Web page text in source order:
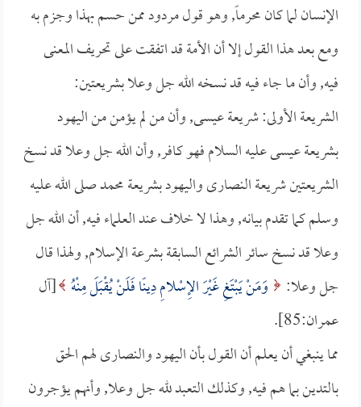
الإنسان لما كان محرماً, وهو قول مردود ممن حسم بهذا وجزم به
ومع بعد هذا القول إلا أن الأمة قد اتفقت على تحريف المعنى
فيه, وأن ما جاء فيه قد نسخه الله جل وعلا بشريعتين:
الشريعة الأولى: شريعة عيسى, وأن من لم يؤمن من اليهود
بشريعة عيسى عليه السلام فهو كافر, وأن الله جل وعلا قد نسخ
الشريعتين شريعة النصارى واليهود بشريعة محمد صلى الله عليه
وسلم كما تقدم بيانه, وهذا لا خلاف عند العلماء فيه, أن الله جل
وعلا قد نسخ سائر الشرائع السابقة بشرعة الإسلام, ولهذا قال
جل وعلا:
وَمَنْ يَبْتَغِ غَيْرَ الإِسْلامِ دِينًا فَلَنْ يُقْبَلَ مِنْهُ [آل
عمران:85].
مما ينبغي أن يعلم أن القول بأن اليهود والنصارى لهم الحق
بالتدين بما هم فيه, وكذلك التعبد لله جل وعلا, وأنهم يؤجرون